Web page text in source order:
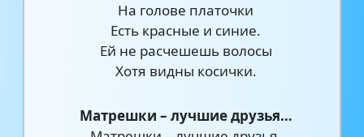
На голове платочки
Есть красные и синие.
Ей не расчешешь волосы
Хотя видны косички.
Матрешки – лучшие друзья…